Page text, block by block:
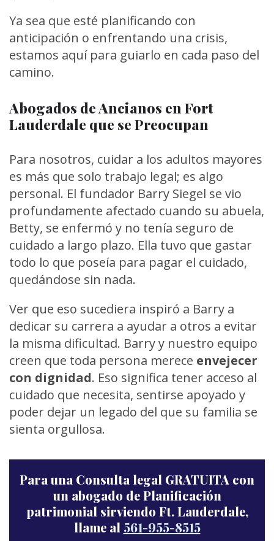
Ya sea que esté planificando con
anticipación o enfrentando una crisis,
estamos aquí para guiarlo en cada paso del
camino.
Abogados de Ancianos en Fort
Lauderdale que se Preocupan
Para nosotros, cuidar a los adultos mayores
es más que solo trabajo legal; es algo
personal. El fundador Barry Siegel se vio
profundamente afectado cuando su abuela,
Betty, se enfermó y no tenía seguro de
cuidado a largo plazo. Ella tuvo que gastar
todo lo que poseía para pagar el cuidado,
quedándose sin nada.
Ver que eso sucediera inspiró a Barry a
dedicar su carrera a ayudar a otros a evitar
la misma dificultad. Barry y nuestro equipo
creen que toda persona merece envejecer
con dignidad. Eso significa tener acceso al
cuidado que necesita, sentirse apoyado y
poder dejar un legado del que su familia se
sienta orgullosa.
Para una Consulta legal GRATUITA con
un abogado de Planificación
patrimonial sirviendo Ft. Lauderdale,
llame al 561-955-8515